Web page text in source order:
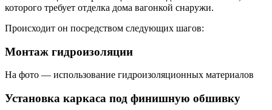
которого требует отделка дома вагонкой снаружи.
Происходит он посредством следующих шагов:
Монтаж гидроизоляции
На фото — использование гидроизоляционных материалов
Установка каркаса под финишную обшивку